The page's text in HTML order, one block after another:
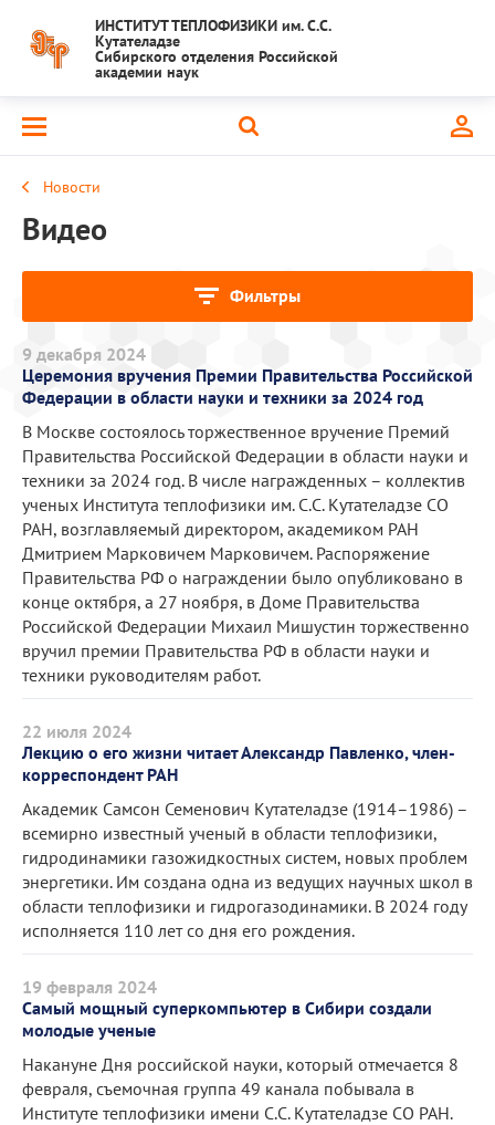
ИНСТИТУТ ТЕПЛОФИЗИКИ им. С.С.
Кутателадзе
Сибирского отделения Российской
академии наук
Новости
Видео
Фильтры
9 декабря 2024
Церемония вручения Премии Правительства Российской
Федерации в области науки и техники за 2024 год
В Москве состоялось торжественное вручение Премий
Правительства Российской Федерации в области науки и
техники за 2024 год. В числе награжденных – коллектив
ученых Института теплофизики им. С.С. Кутателадзе СО
РАН, возглавляемый директором, академиком РАН
Дмитрием Марковичем Марковичем. Распоряжение
Правительства РФ о награждении было опубликовано в
конце октября, а 27 ноября, в Доме Правительства
Российской Федерации Михаил Мишустин торжественно
вручил премии Правительства РФ в области науки и
техники руководителям работ.
22 июля 2024
Лекцию о его жизни читает Александр Павленко, член-
корреспондент РАН
Академик Самсон Семенович Кутателадзе (1914–1986) –
всемирно известный ученый в области теплофизики,
гидродинамики газожидкостных систем, новых проблем
энергетики. Им создана одна из ведущих научных школ в
области теплофизики и гидрогазодинамики. В 2024 году
исполняется 110 лет со дня его рождения.
19 февраля 2024
Самый мощный суперкомпьютер в Сибири создали
молодые ученые
Накануне Дня российской науки, который отмечается 8
февраля, съемочная группа 49 канала побывала в
Институте теплофизики имени С.С. Кутателадзе СО РАН.